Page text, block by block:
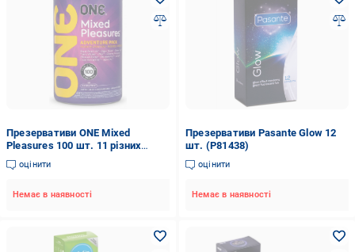
Презервативи ONE Mixed
Pleasures 100 шт. 11 різних
видів
оцінити
Немає в наявності
Презервативи Pasante Glow 12
шт. (P81438)
оцінити
Немає в наявності